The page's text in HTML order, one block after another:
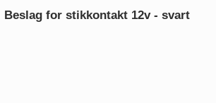
Beslag for stikkontakt 12v - svart